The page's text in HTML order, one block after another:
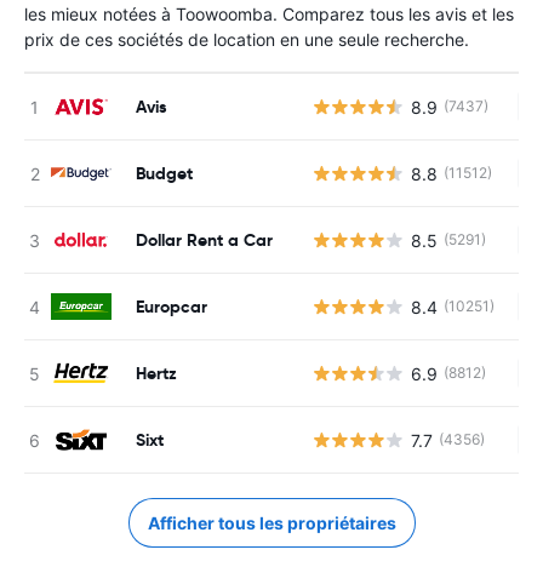
les mieux notées à Toowoomba. Comparez tous les avis et les
prix de ces sociétés de location en une seule recherche.
Avis 8.9 (7437)
Budget 8.8 (11512)
Dollar Rent a Car 8.5 (5291)
Europcar 8.4 (10251)
Hertz 6.9 (8812)
Sixt 7.7 (4356)
Afficher tous les propriétaires